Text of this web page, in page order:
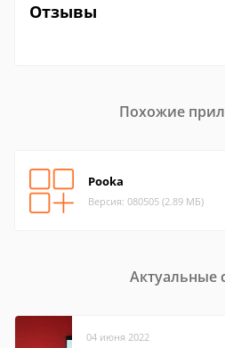
Отзывы
Похожие
Pooka
Версия: 080505 (2.89 МБ)
Актуальные
04 июня 2022